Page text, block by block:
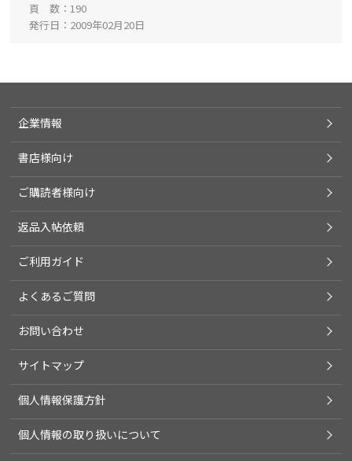
頁 数
190
発行日
2009年02月20日
企業情報
書店様向け
ご購読者様向け
返品入帖依頼
ご利用ガイド
よくあるご質問
お問い合わせ
サイトマップ
個人情報保護方針
個人情報の取り扱いについて